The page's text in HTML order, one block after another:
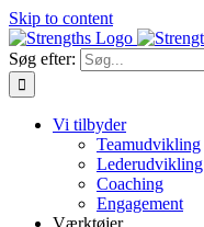
Skip to content
Søg efter:
Vi tilbyder
Teamudvikling
Lederudvikling
Coaching
Engagement
Værktøjer